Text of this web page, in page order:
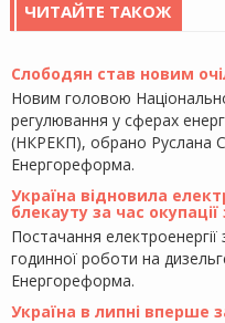
ЧИТАЙТЕ ТАКОЖ
Слободян став новим
Новим головою
регулювання у сферах
(НКРЕКП), обрано Руслана
Енергореформа.
Україна відновила
блекауту за час
Постачання електроенергії
годинної роботи на
Енергореформа.
Україна в липні вперше